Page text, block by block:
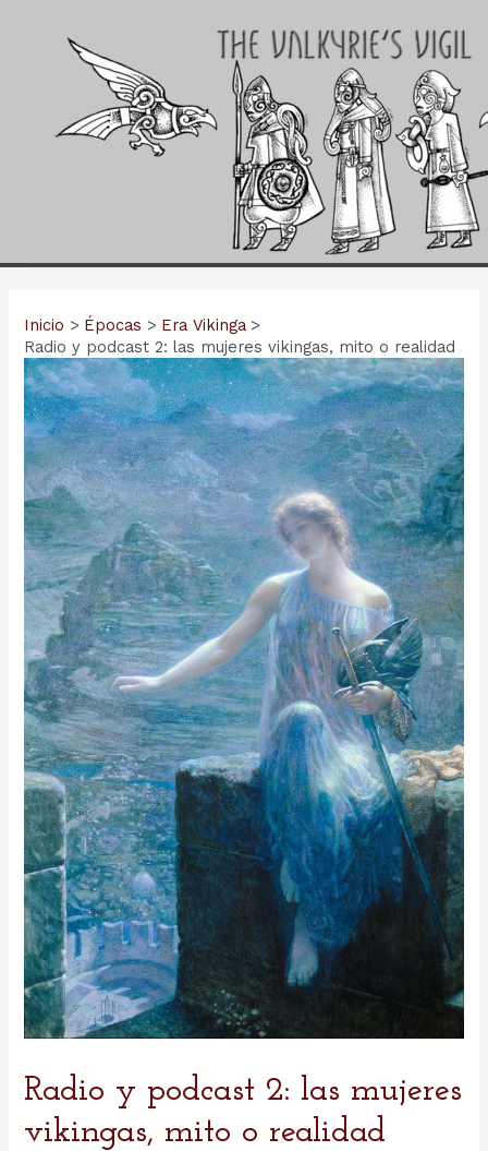
Inicio Épocas
Era Vikinga
Radio y podcast 2: las mujeres vikingas, mito o realidad
Radio y podcast 2: las mujeres
vikingas, mito o realidad